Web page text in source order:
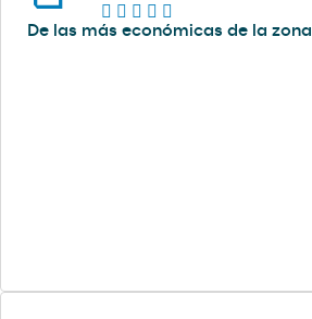
De las más económicas de la zona